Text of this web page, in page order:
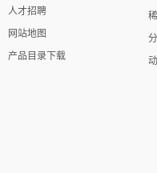
人才招聘
网站地图
产品目录下载